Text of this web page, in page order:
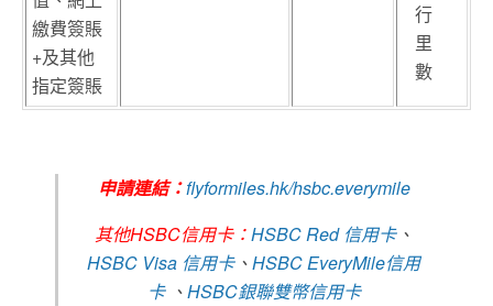
繳費簽賬
+及其他
指定簽賬
行
里
數
申請連結：flyformiles.hk/hsbc.everymile
其他HSBC信用卡：HSBC Red 信用卡、
HSBC Visa 信用卡、HSBC EveryMile信用
卡 、HSBC銀聯雙幣信用卡